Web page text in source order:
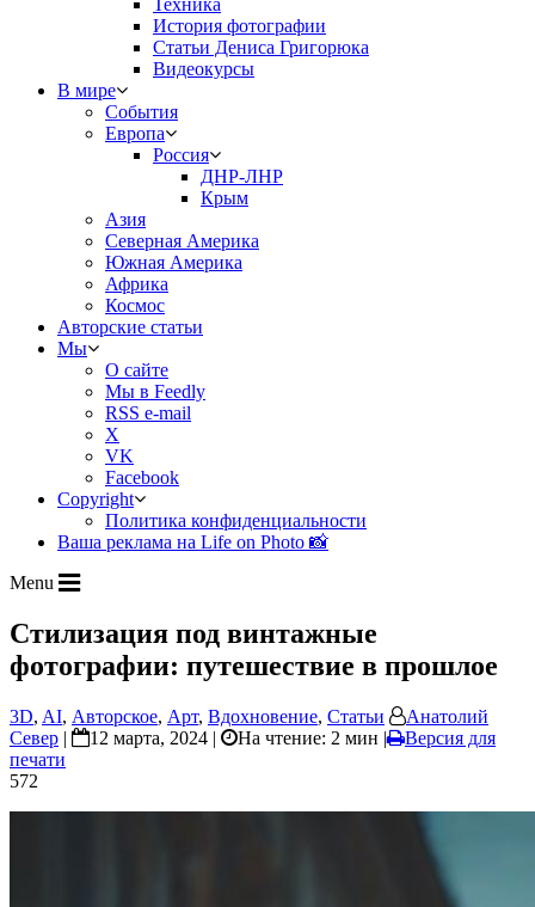
История фотографии
Статьи Дениса Григорюка
Видеокурсы
В мире
События
Европа
Россия
ДНР-ЛНР
Крым
Азия
Северная Америка
Южная Америка
Африка
Космос
Авторские статьи
Мы
О сайте
Мы в Feedly
RSS e-mail
X
VK
Facebook
Copyright
Политика конфиденциальности
Ваша реклама на Life on Photo 📸
Menu
Стилизация под винтажные
фотографии: путешествие в прошлое
3D, AI, Авторское, Арт, Вдохновение, Статьи
Анатолий
Север | 12 марта, 2024 | На чтение: 2 мин |
Версия для
печати
572